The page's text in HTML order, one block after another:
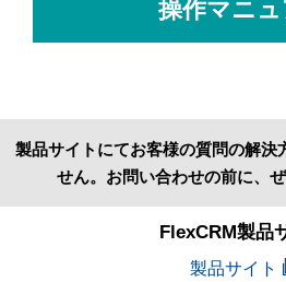
操作マニ
製品サイトにてお客様の質問の解決
せん。お問い合わせの前に、
FlexCRM製品
製品サイト